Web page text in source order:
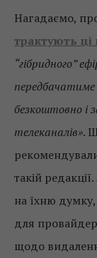
Нагадаємо,
трактують
“гібридного”
передбачатиме
безкоштовно і
телеканалів».
такій
на їхню думку,
для
щодо